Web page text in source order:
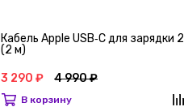
Кабель Apple USB‑C для зарядки
(2 м)
3 290 ₽ 4 990 ₽
В корзину